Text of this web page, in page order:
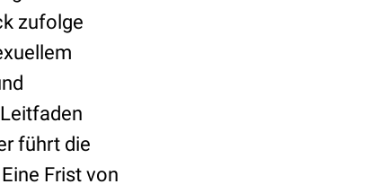
zufolge
führt die
Frist von